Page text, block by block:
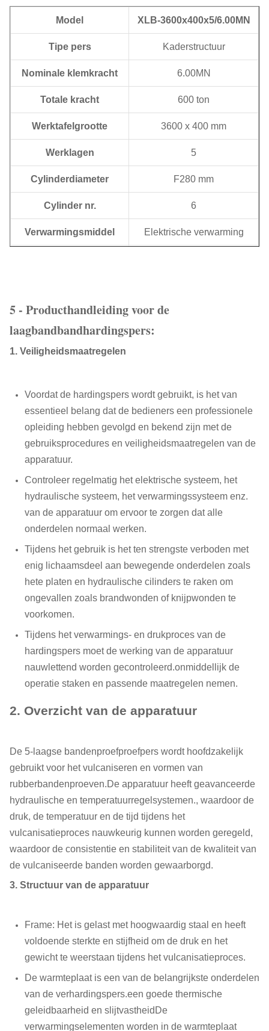
Model XLB-3600x400x5/6.00MN
Tipe pers Kaderstructuur
Nominale klemkracht 6.00MN
Totale kracht 600 ton
Werktafelgrootte 3600 x 400 mm
Werklagen 5
Cylinderdiameter F280 mm
Cylinder nr. 6
Verwarmingsmiddel Elektrische verwarming
Controlesysteem
Automatisch
uittrekpaneel
Hebben
Gewicht Ongeveer 34 ton
5 - Producthandleiding voor de
laagbandbandhardingspers:
1. Veiligheidsmaatregelen
Voordat de hardingspers wordt gebruikt, is het van
essentieel belang dat de bedieners een professionele
opleiding hebben gevolgd en bekend zijn met de
gebruiksprocedures en veiligheidsmaatregelen van de
apparatuur.
Controleer regelmatig het elektrische systeem, het
hydraulische systeem, het verwarmingssysteem enz.
van de apparatuur om ervoor te zorgen dat alle
onderdelen normaal werken.
Tijdens het gebruik is het ten strengste verboden met
enig lichaamsdeel aan bewegende onderdelen zoals
hete platen en hydraulische cilinders te raken om
ongevallen zoals brandwonden of knijpwonden te
voorkomen.
Tijdens het verwarmings- en drukproces van de
hardingspers moet de werking van de apparatuur
nauwlettend worden gecontroleerd.onmiddellijk de
operatie staken en passende maatregelen nemen.
2. Overzicht van de apparatuur
De 5-laagse bandenproefproefpers wordt hoofdzakelijk
gebruikt voor het vulcaniseren en vormen van
rubberbandenproeven.De apparatuur heeft geavanceerde
hydraulische en temperatuurregelsystemen., waardoor de
druk, de temperatuur en de tijd tijdens het
vulcanisatieproces nauwkeurig kunnen worden geregeld,
waardoor de consistentie en stabiliteit van de kwaliteit van
de vulcaniseerde banden worden gewaarborgd.
3. Structuur van de apparatuur
Frame: Het is gelast met hoogwaardig staal en heeft
voldoende sterkte en stijfheid om de druk en het
gewicht te weerstaan tijdens het vulcanisatieproces.
De warmteplaat is een van de belangrijkste onderdelen
van de verhardingspers.een goede thermische
geleidbaarheid en slijtvastheidDe
verwarmingselementen worden in de warmteplaat